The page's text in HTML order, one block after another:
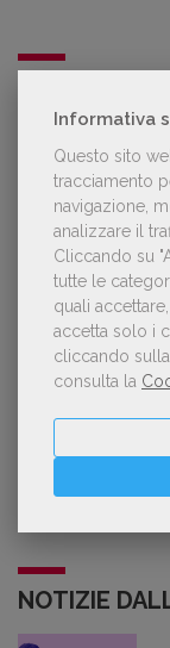
Informativa
Questo sito
tracciamento
navigazione,
analizzare il
Cliccando su
tutte le
quali
accetta solo i
cliccando sulla
consulta la
Forse è il
Kobo ha
sospetto
Spammy,
sono gli
NOTIZIE